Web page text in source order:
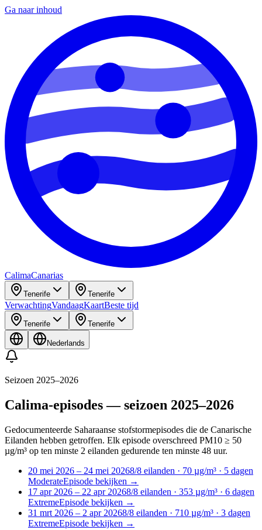
Ga naar inhoud
CalimaCanarias
Tenerife Tenerife
VerwachtingVandaagKaartBeste tijd
Tenerife Tenerife
Nederlands
Seizoen 2025–2026
Calima-episodes — seizoen 2025–2026
Gedocumenteerde Saharaanse stofstormepisodes die de Canarische
Eilanden hebben getroffen. Elk episode overschreed PM10 ≥ 50
µg/m³ op ten minste 2 eilanden gedurende ten minste 48 uur.
20 mei 2026 – 24 mei 20268/8 eilanden · 70 µg/m³ · 5 dagen
ModerateEpisode bekijken →
17 apr 2026 – 22 apr 20268/8 eilanden · 353 µg/m³ · 6 dagen
ExtremeEpisode bekijken →
31 mrt 2026 – 2 apr 20268/8 eilanden · 710 µg/m³ · 3 dagen
ExtremeEpisode bekijken →